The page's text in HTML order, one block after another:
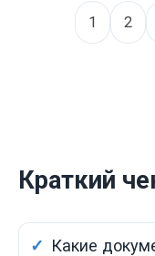
1 2
Краткий
Какие